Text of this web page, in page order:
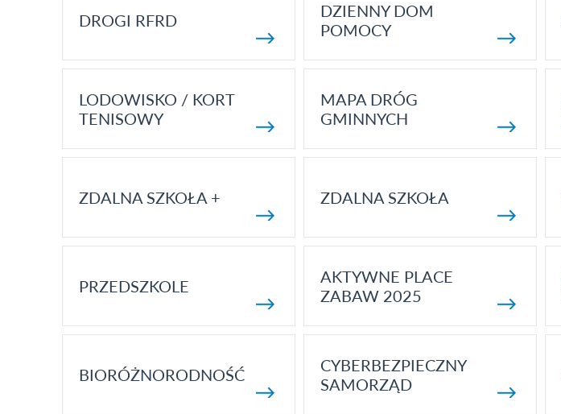
DROGI RFRD
DZIENNY DOM
POMOCY
LODOWISKO / KORT
TENISOWY
MAPA DRÓG
GMINNYCH
ZDALNA SZKOŁA + ZDALNA SZKOŁA
PRZEDSZKOLE
AKTYWNE PLACE
ZABAW 2025
BIORÓŻNORODNOŚĆ
CYBERBEZPIECZNY
SAMORZĄD